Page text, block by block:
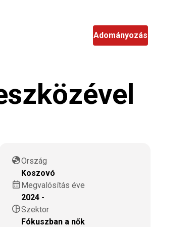
Adományozás
globeOrszág
Koszovó
calendar_month Megvalósítás éve
2024 -
pie_chartSzektor
Fókuszban a nők